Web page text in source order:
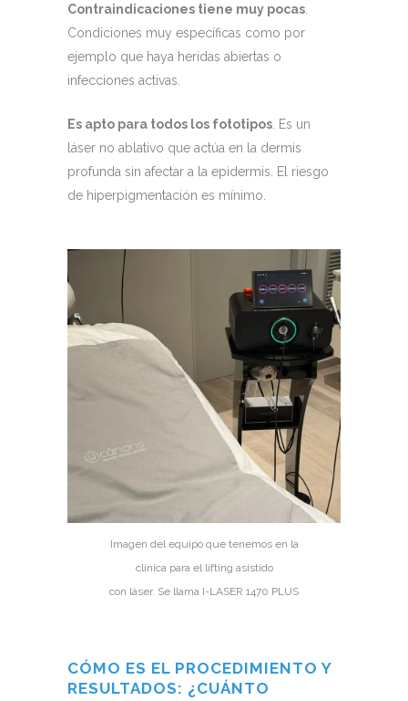
Contraindicaciones tiene muy pocas
Condiciones muy específicas como por
ejemplo que haya heridas abiertas o
infecciones activas.
Es apto para todos los fototipos . Es un
láser no ablativo que actúa en la dermis
profunda sin afectar a la epidermis. El riesgo
de hiperpigmentación es mínimo.
Imagen del equipo que tenemos en la
clínica para el lifting asistido
con láser. Se llama I-LASER 1470 PLUS
CÓMO ES EL PROCEDIMIENTO Y
RESULTADOS: ¿CUÁNTO